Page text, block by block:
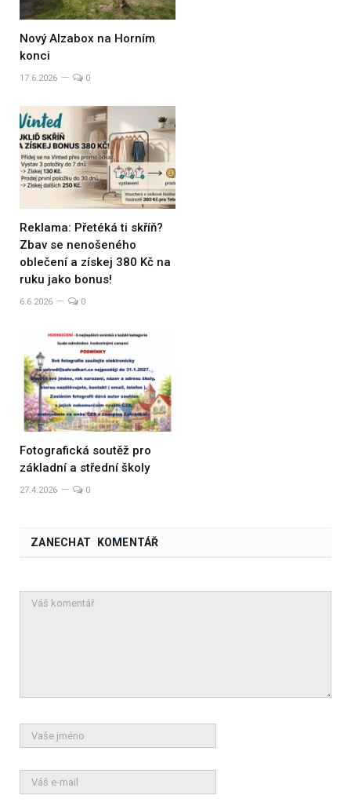
Nový Alzabox na Horním
konci
17.6.2026 0
Reklama: Přetéká ti skříň?
Zbav se nenošeného
oblečení a získej 380 Kč na
ruku jako bonus!
6.6.2026 0
Fotografická soutěž pro
základní a střední školy
27.4.2026 0
ZANECHAT KOMENTÁŘ